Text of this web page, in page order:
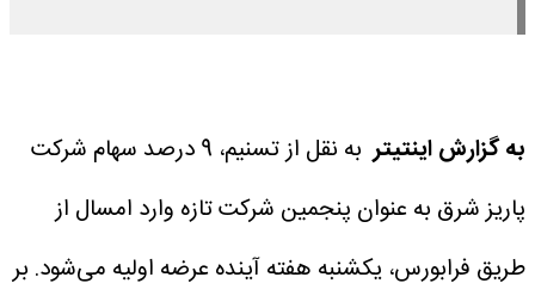
به گزارش اینتیتر
به نقل از تسنیم، 9 درصد سهام شرکت
پاریز شرق به عنوان پنجمین شرکت تازه وارد امسال از
طریق فرابورس، یکشنبه هفته آینده عرضه اولیه می‌شود. بر